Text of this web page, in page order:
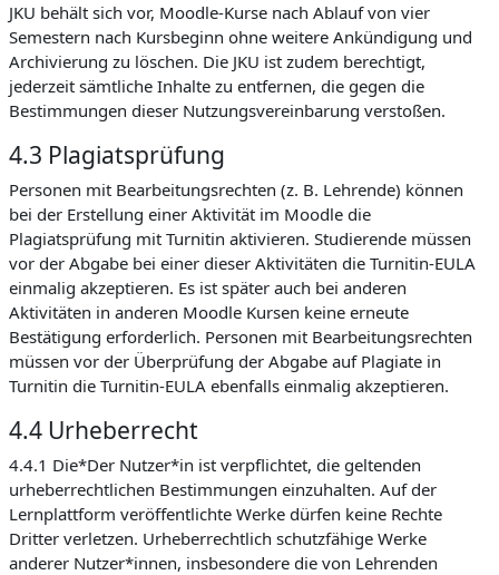
JKU behält sich vor, Moodle-Kurse nach Ablauf von vier
Semestern nach Kursbeginn ohne weitere Ankündigung und
Archivierung zu löschen. Die JKU ist zudem berechtigt,
jederzeit sämtliche Inhalte zu entfernen, die gegen die
Bestimmungen dieser Nutzungsvereinbarung verstoßen.
4.3 Plagiatsprüfung
Personen mit Bearbeitungsrechten (z. B. Lehrende) können
bei der Erstellung einer Aktivität im Moodle die
Plagiatsprüfung mit Turnitin aktivieren. Studierende müssen
vor der Abgabe bei einer dieser Aktivitäten die Turnitin-EULA
einmalig akzeptieren. Es ist später auch bei anderen
Aktivitäten in anderen Moodle Kursen keine erneute
Bestätigung erforderlich. Personen mit Bearbeitungsrechten
müssen vor der Überprüfung der Abgabe auf Plagiate in
Turnitin die Turnitin-EULA ebenfalls einmalig akzeptieren.
4.4 Urheberrecht
4.4.1 Die*Der Nutzer*in ist verpflichtet, die geltenden
urheberrechtlichen Bestimmungen einzuhalten. Auf der
Lernplattform veröffentlichte Werke dürfen keine Rechte
Dritter verletzen. Urheberrechtlich schutzfähige Werke
anderer Nutzer*innen, insbesondere die von Lehrenden